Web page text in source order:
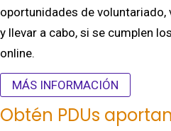
oportunidades de voluntariado,
y llevar a cabo, si se cumplen
online.
MÁS INFORMACIÓN
Obtén PDUs